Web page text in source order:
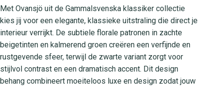
Met Ovansjö uit de Gammalsvenska klassiker collectie
kies jij voor een elegante, klassieke uitstraling die direct je
interieur verrijkt. De subtiele florale patronen in zachte
beigetinten en kalmerend groen creëren een verfijnde en
rustgevende sfeer, terwijl de zwarte variant zorgt voor
stijlvol contrast en een dramatisch accent. Dit design
behang combineert moeiteloos luxe en design zodat jouw